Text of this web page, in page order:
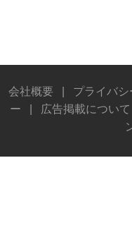
会社概要 プライバ
ー
広告掲載について